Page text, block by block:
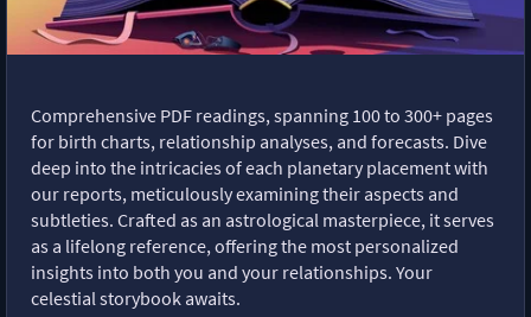
Comprehensive PDF readings, spanning 100 to 300+ pages
for birth charts, relationship analyses, and forecasts. Dive
deep into the intricacies of each planetary placement with
our reports, meticulously examining their aspects and
subtleties. Crafted as an astrological masterpiece, it serves
as a lifelong reference, offering the most personalized
insights into both you and your relationships. Your
celestial storybook awaits.